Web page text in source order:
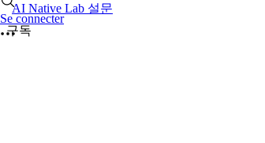
Se connecter
AI Native Lab 설문
구독